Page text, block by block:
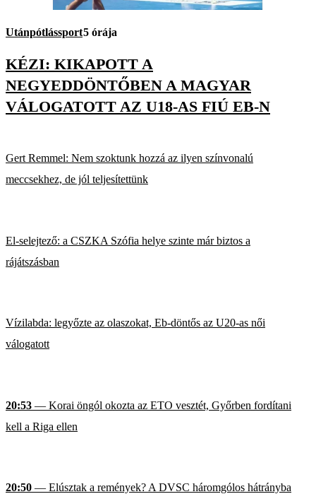
Utánpótlássport5 órája
KÉZI: KIKAPOTT A
NEGYEDDÖNTŐBEN A MAGYAR
VÁLOGATOTT AZ U18-AS FIÚ EB-N
Gert Remmel: Nem szoktunk hozzá az ilyen színvonalú
meccsekhez, de jól teljesítettünk
El-selejtező: a CSZKA Szófia helye szinte már biztos a
rájátszásban
Vízilabda: legyőzte az olaszokat, Eb-döntős az U20-as női
válogatott
20:53 — Korai öngól okozta az ETO vesztét, Győrben fordítani
kell a Riga ellen
20:50 — Elúsztak a remények? A DVSC háromgólos hátrányba